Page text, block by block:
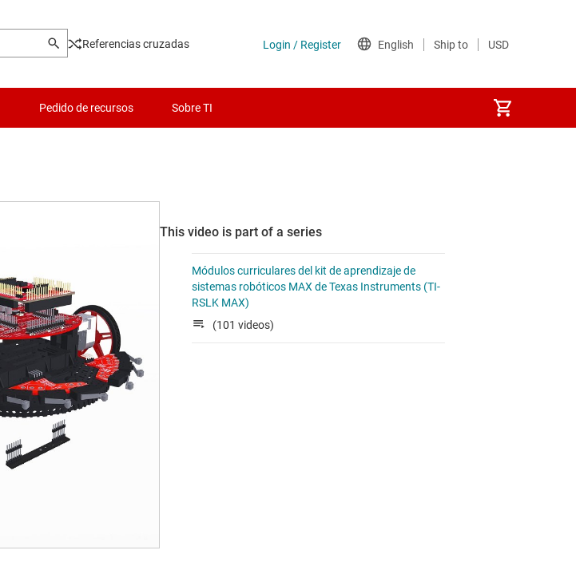
Referencias cruzadas
Pedido de recursos Sobre TI
This video is part of a series
Módulos curriculares del kit de aprendizaje de
sistemas robóticos MAX de Texas Instruments (TI-
RSLK MAX)
(101 videos)